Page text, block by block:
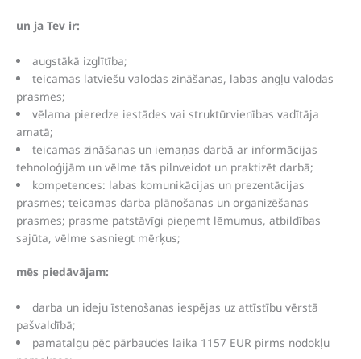
un ja Tev ir:
augstākā izglītība;
teicamas latviešu valodas zināšanas, labas angļu valodas
prasmes;
vēlama pieredze iestādes vai struktūrvienības vadītāja
amatā;
teicamas zināšanas un iemaņas darbā ar informācijas
tehnoloģijām un vēlme tās pilnveidot un praktizēt darbā;
kompetences: labas komunikācijas un prezentācijas
prasmes; teicamas darba plānošanas un organizēšanas
prasmes; prasme patstāvīgi pieņemt lēmumus, atbildības
sajūta, vēlme sasniegt mērķus;
mēs piedāvājam:
darba un ideju īstenošanas iespējas uz attīstību vērstā
pašvaldībā;
pamatalgu pēc pārbaudes laika 1157 EUR pirms nodokļu